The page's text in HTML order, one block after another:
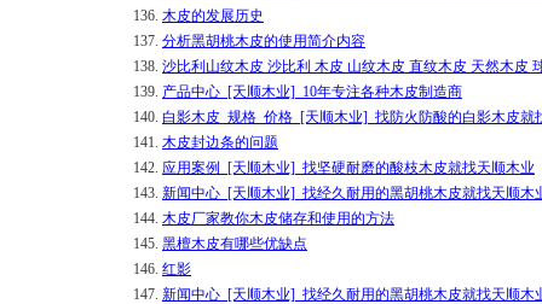
136. 木皮的发展历史
137. 分析黑胡桃木皮的使用简介内容
138. 沙比利山纹木皮 沙比利 木皮 山纹木皮 直纹木皮 天然木皮
139. 产品中心_[天顺木业]_10年专注各种木皮制造商
140. 白影木皮_规格_价格_[天顺木业]_找防火防酸的白影木皮就
141. 木皮封边条的问题
142. 应用案例_[天顺木业]_找坚硬耐磨的酸枝木皮就找天顺木业
143. 新闻中心_[天顺木业]_找经久耐用的黑胡桃木皮就找天顺木
144. 木皮厂家教你木皮储存和使用的方法
145. 黑檀木皮有哪些优缺点
146. 红影
147. 新闻中心_[天顺木业]_找经久耐用的黑胡桃木皮就找天顺木